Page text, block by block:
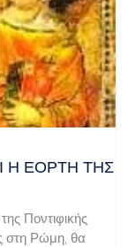
Η ΕΟΡΤΉ ΤΗΣ
Ποντιφικής
στη Ρώμη, θα